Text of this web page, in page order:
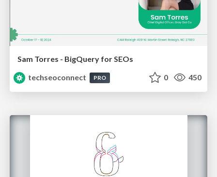
Sam Torres - BigQuery for SEOs
techseoconnect
PRO 0 450